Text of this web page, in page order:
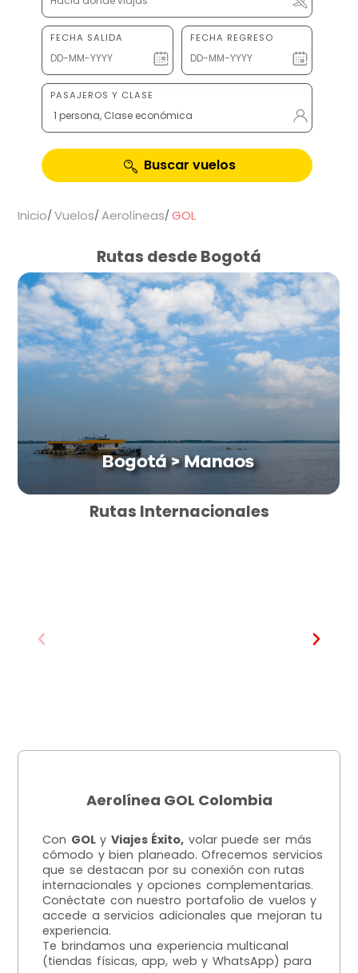
FECHA SALIDA FECHA REGRESO
PASAJEROS Y CLASE
1 persona, Clase económica
Buscar vuelos
Inicio Vuelos Aerolíneas GOL
Rutas desde Bogotá
Rutas Internacionales
Aerolínea GOL Colombia
Con GOLy Viajes Éxito, volar puede ser más
cómodo y bien planeado. Ofrecemos servicios
que se destacan por su conexión con rutas
internacionales y opciones complementarias.
Conéctate con nuestro portafolio de vuelos y
accede a servicios adicionales que mejoran tu
experiencia.
Te brindamos una experiencia multicanal
(tiendas físicas, app, web y WhatsApp) para